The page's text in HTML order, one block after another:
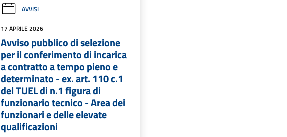
AVVISI
17 APRILE 2026
Avviso pubblico di selezione
per il conferimento di incarica
a contratto a tempo pieno e
determinato - ex. art. 110 c.1
del TUEL di n.1 figura di
funzionario tecnico - Area dei
funzionari e delle elevate
qualificazioni